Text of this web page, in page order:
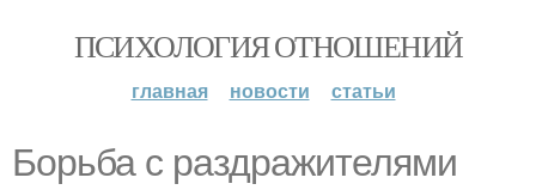
ПСИХОЛОГИЯ ОТНОШЕНИЙ
главная новости статьи
Борьба с раздражителями